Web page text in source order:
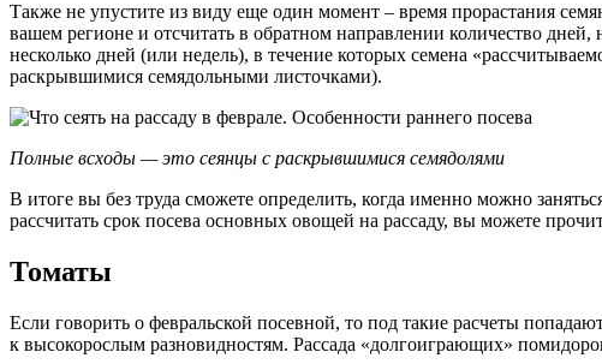
Также не упустите из виду еще один момент – время прорастания
вашем регионе и отсчитать в обратном направлении количество
несколько дней (или недель), в течение которых семена
раскрывшимися семядольными листочками).
Полные всходы — это сеянцы с раскрывшимися семядолями
В итоге вы без труда сможете определить, когда именно можно
рассчитать срок посева основных овощей на рассаду, вы можете
Томаты
Если говорить о февральской посевной, то под такие расчеты
к высокорослым разновидностям. Рассада «долгоиграющих»